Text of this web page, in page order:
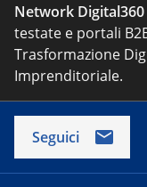
Network Digital360
testate e portali
Trasformazione
Imprenditoriale.
Seguici